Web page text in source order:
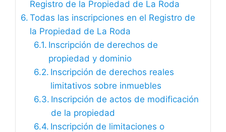
Registro de la Propiedad de La Roda
Todas las inscripciones en el Registro de
la Propiedad de La Roda
Inscripción de derechos de
propiedad y dominio
Inscripción de derechos reales
limitativos sobre inmuebles
Inscripción de actos de modificación
de la propiedad
Inscripción de limitaciones o